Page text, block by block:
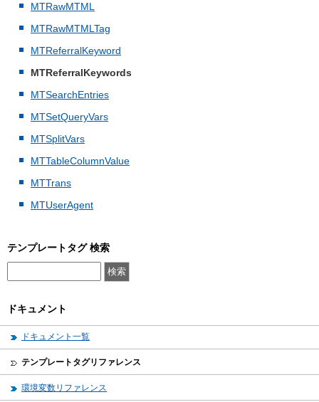
MTRawMTML
MTRawMTMLTag
MTReferralKeyword
MTReferralKeywords
MTSearchEntries
MTSetQueryVars
MTSplitVars
MTTableColumnValue
MTTrans
MTUserAgent
テンプレートタグ 検索
ドキュメント
ドキュメント一覧
テンプレートタグリファレンス
環境変数リファレンス